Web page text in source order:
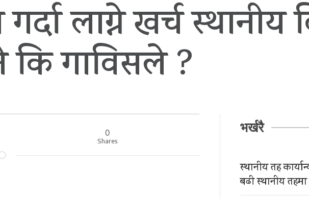
लाग्ने खर्च स्थानीय
कि गाविसले ?
0
Shares
भर्खरै
स्थानीय तह
बढी स्थानीय